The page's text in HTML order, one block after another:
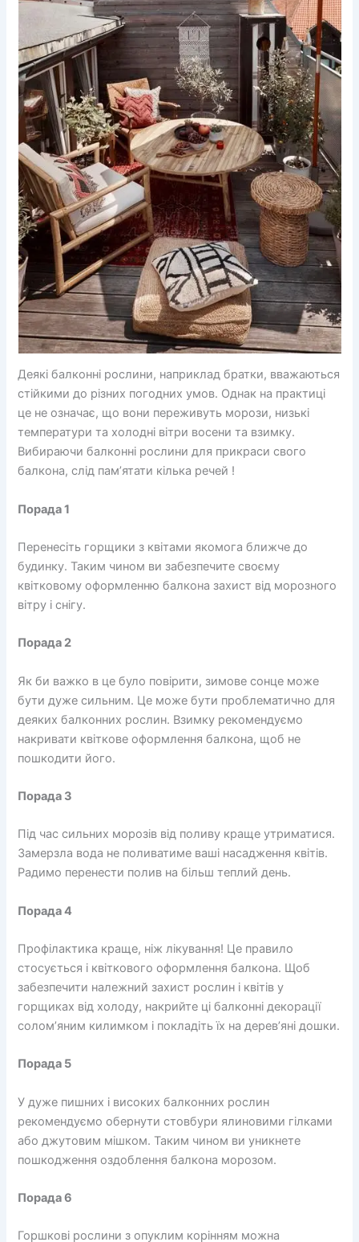
Деякі балконні рослини, наприклад братки, вважаються
стійкими до різних погодних умов. Однак на практиці
це не означає, що вони переживуть морози, низькі
температури та холодні вітри восени та взимку.
Вибираючи балконні рослини для прикраси свого
балкона, слід пам’ятати кілька речей !
Порада 1
Перенесіть горщики з квітами якомога ближче до
будинку. Таким чином ви забезпечите своєму
квітковому оформленню балкона захист від морозного
вітру і снігу.
Порада 2
Як би важко в це було повірити, зимове сонце може
бути дуже сильним. Це може бути проблематично для
деяких балконних рослин. Взимку рекомендуємо
накривати квіткове оформлення балкона, щоб не
пошкодити його.
Порада 3
Під час сильних морозів від поливу краще утриматися.
Замерзла вода не поливатиме ваші насадження квітів.
Радимо перенести полив на більш теплий день.
Порада 4
Профілактика краще, ніж лікування! Це правило
стосується і квіткового оформлення балкона. Щоб
забезпечити належний захист рослин і квітів у
горщиках від холоду, накрийте ці балконні декорації
солом’яним килимком і покладіть їх на дерев’яні дошки.
Порада 5
У дуже пишних і високих балконних рослин
рекомендуємо обернути стовбури ялиновими гілками
або джутовим мішком. Таким чином ви уникнете
пошкодження оздоблення балкона морозом.
Порада 6
Горшкові рослини з опуклим корінням можна